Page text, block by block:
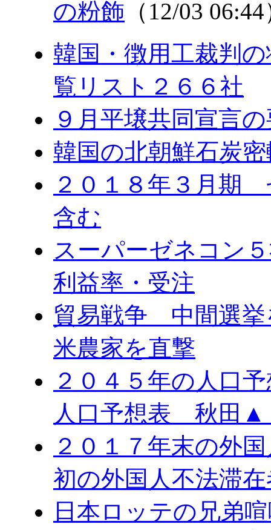
の粉飾 （12/03
韓国・徴用工裁判
覧リスト２６６社
９月平壌共同宣言
韓国の北朝鮮石炭
２０１８年３月期
含む
スーパーゼネコン
利益率・受注
貿易戦争 中間選
米農家を直撃
２０４５年の人口
人口予想表 秋田▲
２０１７年末の外
初の外国人不法滞
日本ロッテの兄弟